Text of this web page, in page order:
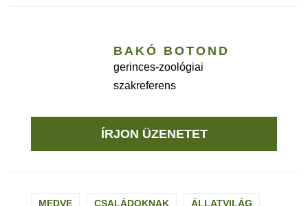
BAKÓ BOTOND
gerinces-zoológiai
szakreferens
ÍRJON ÜZENETET
MEDVE CSALÁDOKNAK ÁLLATVILÁG